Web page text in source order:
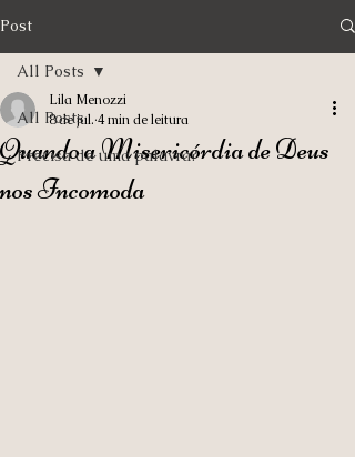
Post
All Posts
Precisa de uma palavra?
All Posts
Quando a Misericórdia de Deus
nos Incomoda
Lila Menozzi
8 de jul. 4 min de leitura